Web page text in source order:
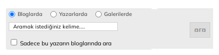
Bloglarda Yazarlarda Galerilerde
Sadece bu yazarın bloglarında ara